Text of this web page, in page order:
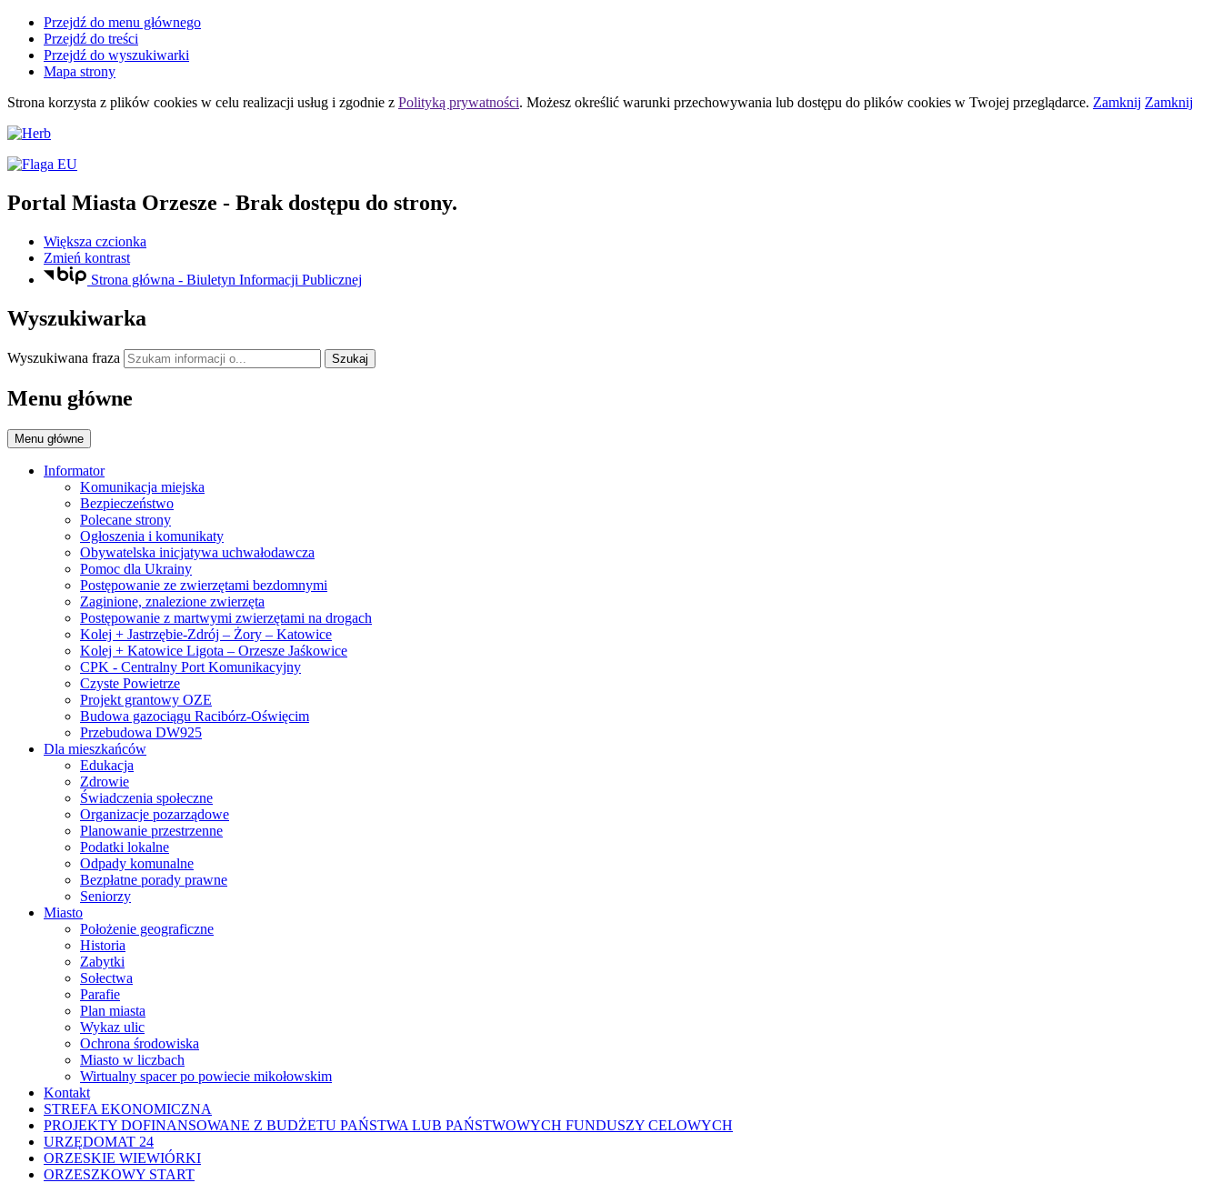
Przejdź do menu głównego
Przejdź do treści
Przejdź do wyszukiwarki
Mapa strony
Strona korzysta z plików cookies w celu realizacji usług i zgodnie z Polityką prywatności. Możesz określić warunki przechowywania lub dostępu do plików cookies w Twojej przeglądarce. Zamknij Zamknij
Portal Miasta Orzesze - Brak dostępu do strony.
Większa czcionka
Zmień kontrast
Strona główna - Biuletyn Informacji Publicznej
Wyszukiwarka
Wyszukiwana fraza Szukaj
Menu główne
Menu główne
Informator
Komunikacja miejska
Bezpieczeństwo
Polecane strony
Ogłoszenia i komunikaty
Obywatelska inicjatywa uchwałodawcza
Pomoc dla Ukrainy
Postępowanie ze zwierzętami bezdomnymi
Zaginione, znalezione zwierzęta
Postępowanie z martwymi zwierzętami na drogach
Kolej + Jastrzębie-Zdrój – Żory – Katowice
Kolej + Katowice Ligota – Orzesze Jaśkowice
CPK - Centralny Port Komunikacyjny
Czyste Powietrze
Projekt grantowy OZE
Budowa gazociągu Racibórz-Oświęcim
Przebudowa DW925
Dla mieszkańców
Edukacja
Zdrowie
Świadczenia społeczne
Organizacje pozarządowe
Planowanie przestrzenne
Podatki lokalne
Odpady komunalne
Bezpłatne porady prawne
Seniorzy
Miasto
Położenie geograficzne
Historia
Zabytki
Sołectwa
Parafie
Plan miasta
Wykaz ulic
Ochrona środowiska
Miasto w liczbach
Wirtualny spacer po powiecie mikołowskim
Kontakt
STREFA EKONOMICZNA
PROJEKTY DOFINANSOWANE Z BUDŻETU PAŃSTWA LUB PAŃSTWOWYCH FUNDUSZY CELOWYCH
URZĘDOMAT 24
ORZESKIE WIEWIÓRKI
ORZESZKOWY START